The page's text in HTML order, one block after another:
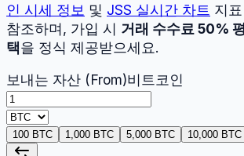
인 시세 정보 및 JSS 실시간 차트 지
참조하며, 가입 시 거래 수수료 50%
택을 정식 제공받으세요.
보내는 자산 (From)비트코인
100 BTC 1,000 BTC 5,000 BTC 10,000 BTC